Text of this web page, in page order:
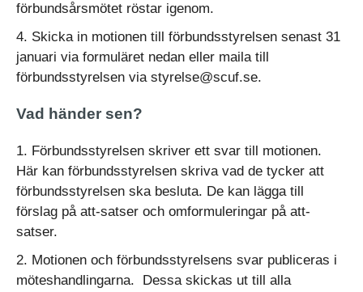
förbundsårsmötet röstar igenom.
4. Skicka in motionen till förbundsstyrelsen senast 31
januari via formuläret nedan eller maila till
förbundsstyrelsen via styrelse@scuf.se.
Vad händer sen?
1. Förbundsstyrelsen skriver ett svar till motionen.
Här kan förbundsstyrelsen skriva vad de tycker att
förbundsstyrelsen ska besluta. De kan lägga till
förslag på att-satser och omformuleringar på att-
satser.
2. Motionen och förbundsstyrelsens svar publiceras i
möteshandlingarna. Dessa skickas ut till alla